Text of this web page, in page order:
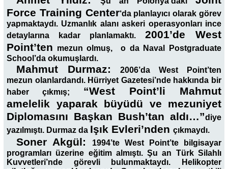
Force Training Center‘da planlayıcı olarak görev
yapmaktaydı. Uzmanlık alanı askeri operasyonları ince
detaylarına kadar planlamaktı. 2001’de West
Point’ten mezun olmuş, o da Naval Postgraduate
School’da okumuşlardı.
Mahmut Durmaz:2006’da West Point’ten
mezun olanlardandı. Hürriyet Gazetesi’nde hakkında bir
haber çıkmış; “West Point’li Mahmut
amelelik yaparak büyüdü ve mezuniyet
Diplomasını Başkan Bush’tan aldı…”diye
yazılmıştı. Durmaz da Işık Evleri’nden çıkmaydı.
Soner Akgül:
1994’te West Point’te bilgisayar
programları üzerine eğitim almıştı. Şu an Türk Silahlı
Kuvvetleri’nde görevli bulunmaktaydı. Helikopter